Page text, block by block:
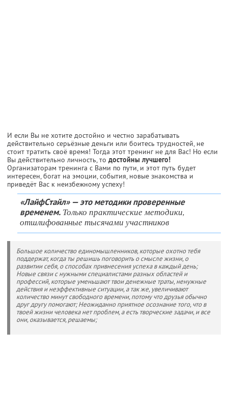
И если Вы не хотите достойно и честно зарабатывать
действительно серьёзные деньги или боитесь трудностей, не
стоит тратить своё время! Тогда этот тренинг не для Вас! Но если
Вы действительно личность, то достойны лучшего!
Организаторам тренинга с Вами по пути, и этот путь будет
интересен, богат на эмоции, события, новые знакомства и
приведёт Вас к неизбежному успеху!
«ЛайфСтайл» — это методики проверенные
временем. Только практические методики,
отшлифованные тысячами участников
Большое количество единомышленников, которые охотно тебя
поддержат, когда ты решишь поговорить о смысле жизни, о
развитии себя, о способах привнесения успеха в каждый день;
Новые связи с нужными специалистами разных областей и
профессий, которые уменьшают твои денежные траты, ненужные
действия и неэффективные ситуации, а так же, увеличивают
количество минут свободного времени, потому что друзья обычно
друг другу помогают; Неожиданно приятное осознание того, что в
твоей жизни человека нет проблем, а есть творческие задачи, и все
они, оказывается, решаемы;